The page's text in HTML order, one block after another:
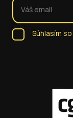
Súhlasím so